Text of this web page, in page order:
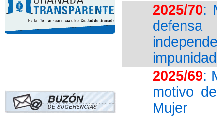
2025/70:
impunidad
2025/69:
motivo
Mujer